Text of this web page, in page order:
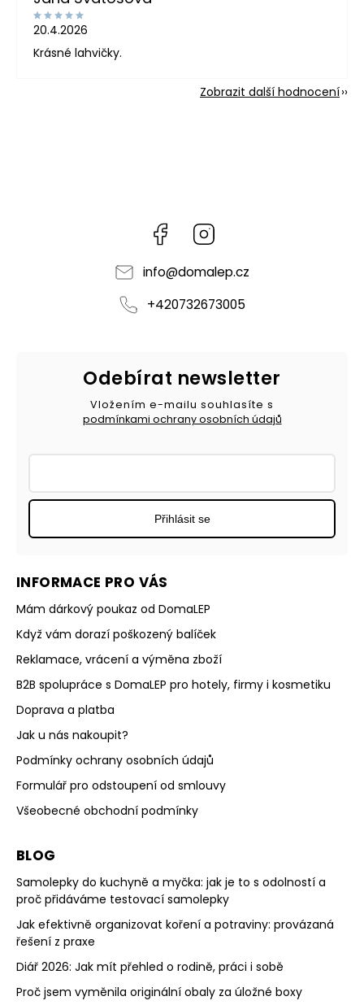
20.4.2026
Krásné lahvičky.
Zobrazit další hodnocení
Facebook
info@domalep.cz
+420732673005
INFORMACE PRO VÁS
Mám dárkový poukaz od DomaLEP
Když vám dorazí poškozený balíček
Reklamace, vrácení a výměna zboží
B2B spolupráce s DomaLEP pro hotely, firmy i kosmetiku
Doprava a platba
Jak u nás nakoupit?
Podmínky ochrany osobních údajů
Formulář pro odstoupení od smlouvy
Všeobecné obchodní podmínky
BLOG
Samolepky do kuchyně a myčka: jak je to s odolností a
proč přidáváme testovací samolepky
Jak efektivně organizovat koření a potraviny: provázaná
řešení z praxe
Diář 2026: Jak mít přehled o rodině, práci i sobě
Proč jsem vyměnila originální obaly za úložné boxy
Odebírat newsletter
Vložením e-mailu souhlasíte s
podmínkami ochrany osobních údajů
Přihlásit se